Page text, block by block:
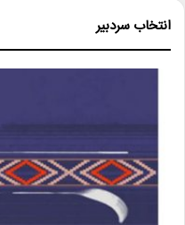
انتخاب سردبیر